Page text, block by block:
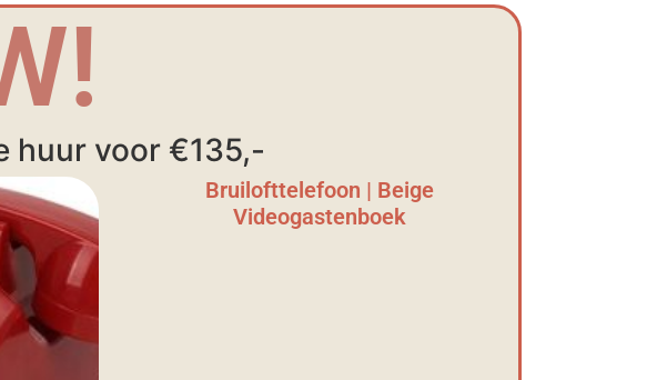
huur voor €135,-
Bruilofttelefoon | Beige
Videogastenboek